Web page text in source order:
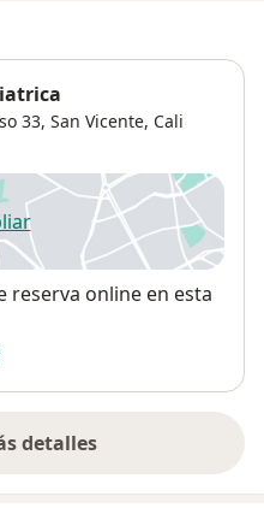
33, San Vicente, Cali
abre en una nueva
reserva online en esta
detalles
la dirección